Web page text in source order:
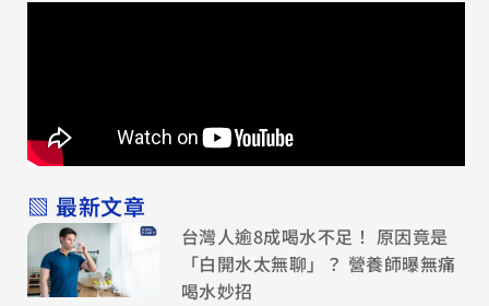
▧ 最新文章
台灣人逾8成喝水不足！ 原因竟是
「白開水太無聊」？ 營養師曝無痛
喝水妙招